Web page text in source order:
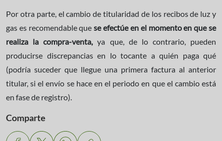
Por otra parte, el cambio de titularidad de los recibos de luz y
gas es recomendable quese efectúe en el momento en que se
realiza la compra-venta,ya que, de lo contrario, pueden
producirse discrepancias en lo tocante a quién paga qué
(podría suceder que llegue una primera factura al anterior
titular, si el envío se hace en el periodo en que el cambio está
en fase de registro).
Comparte